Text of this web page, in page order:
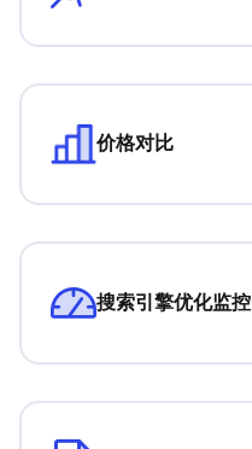
价格对比
搜索引擎优化监控